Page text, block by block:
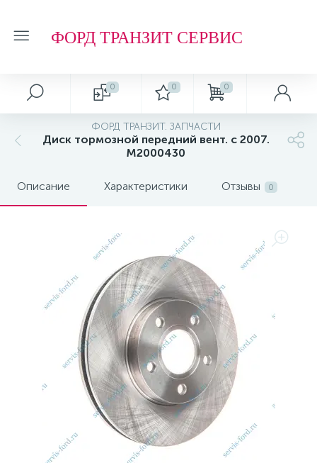
ФОРД ТРАНЗИТ СЕРВИС
0 0 0
ФОРД ТРАНЗИТ. ЗАПЧАСТИ
Диск тормозной передний вент. с 2007.
M2000430
Описание Характеристики Отзывы 0